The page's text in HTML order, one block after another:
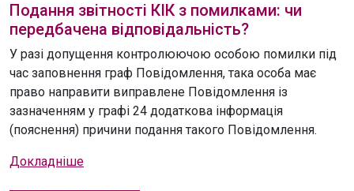
Подання звітності КІК з помилками: чи
передбачена відповідальність?
У разі допущення контролюючою особою помилки під
час заповнення граф Повідомлення, така особа має
право направити виправлене Повідомлення із
зазначенням у графі 24 додаткова інформація
(пояснення) причини подання такого Повідомлення.
Докладніше